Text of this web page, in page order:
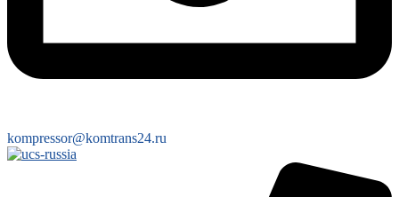
kompressor@komtrans24.ru